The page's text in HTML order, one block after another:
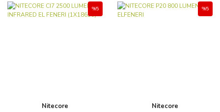
Nitecore
%5
Nitecore
%5